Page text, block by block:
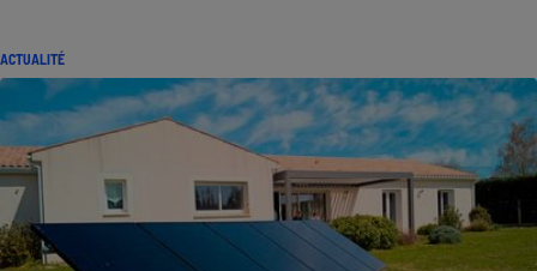
ACTUALITÉ